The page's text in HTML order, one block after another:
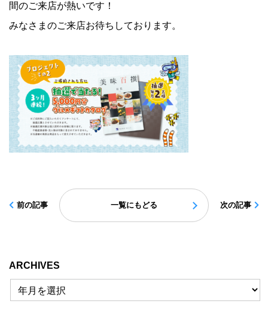
間のご来店が熱いです！
みなさまのご来店お待ちしております。
前の記事 一覧にもどる 次の記事
ARCHIVES